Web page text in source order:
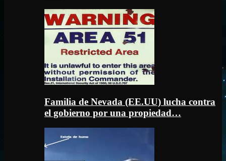
Familia de Nevada (EE.UU) lucha contra
el gobierno por una propiedad…